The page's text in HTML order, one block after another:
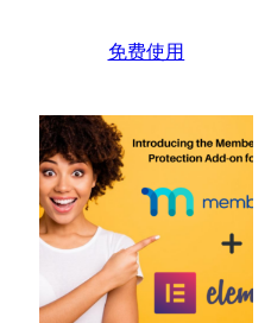
免费使用